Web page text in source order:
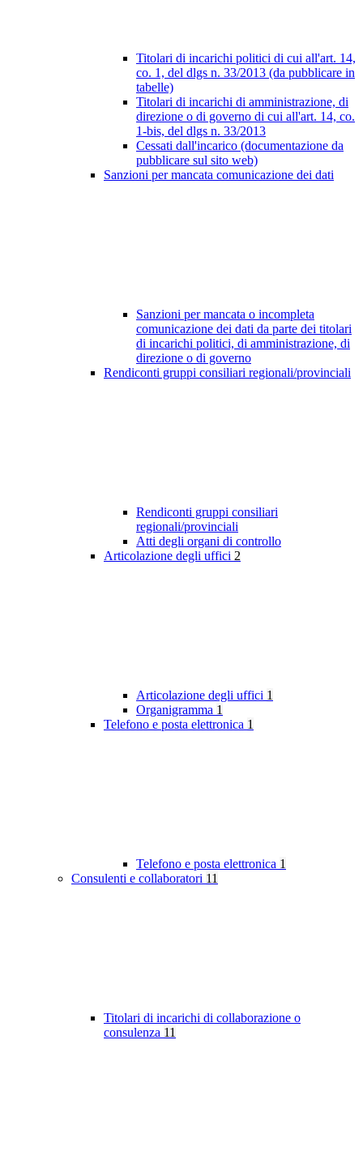
Titolari di incarichi politici di cui all'art. 14,
co. 1, del dlgs n. 33/2013 (da pubblicare in
tabelle)
Titolari di incarichi di amministrazione, di
direzione o di governo di cui all'art. 14, co.
1-bis, del dlgs n. 33/2013
Cessati dall'incarico (documentazione da
pubblicare sul sito web)
Sanzioni per mancata comunicazione dei dati
Sanzioni per mancata o incompleta
comunicazione dei dati da parte dei titolari
di incarichi politici, di amministrazione, di
direzione o di governo
Rendiconti gruppi consiliari regionali/provinciali
Rendiconti gruppi consiliari
regionali/provinciali
Atti degli organi di controllo
Articolazione degli uffici 2
Articolazione degli uffici 1
Organigramma 1
Telefono e posta elettronica 1
Telefono e posta elettronica 1
Consulenti e collaboratori 11
Titolari di incarichi di collaborazione o
consulenza 11